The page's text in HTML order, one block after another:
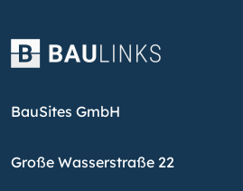
BauSites GmbH
Große Wasserstraße 22